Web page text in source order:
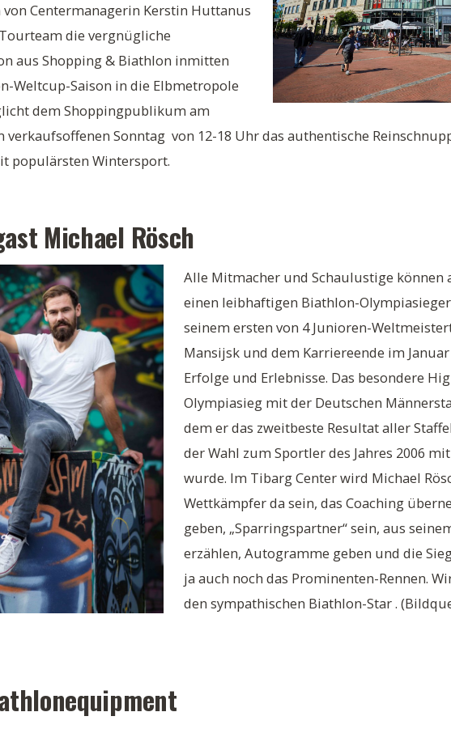
von Centermanagerin Kerstin Huttanus
die vergnügliche
aus Shopping & Biathlon inmitten
Weltcup-Saison in die Elbmetropole
dem Shoppingpublikum am
verkaufsoffenen Sonntag von 12-18 Uhr das authentische
populärsten Wintersport.
Michael Rösch
Alle Mitmacher und Schaulustige können
einen leibhaftigen Biathlon-
seinem ersten von 4 Junioren-
Mansijsk und dem Karriereende im
Erfolge und Erlebnisse. Das besondere
Olympiasieg mit der Deutschen
dem er das zweitbeste Resultat aller
der Wahl zum Sportler des Jahres 2006
wurde. Im Tibarg Center wird Michael
Wettkämpfer da sein, das Coaching
geben, „Sparringspartner“ sein, aus
erzählen, Autogramme geben und die
ja auch noch das Prominenten-Rennen.
den sympathischen Biathlon-Star .